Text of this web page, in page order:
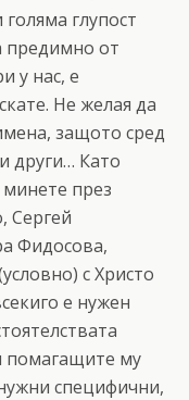
глупост
предимно от
у нас, е
Не желая да
защото сред
други… Като
през
Сергей
Фидосова,
с Христо
е нужен
помагащите му
специфични,